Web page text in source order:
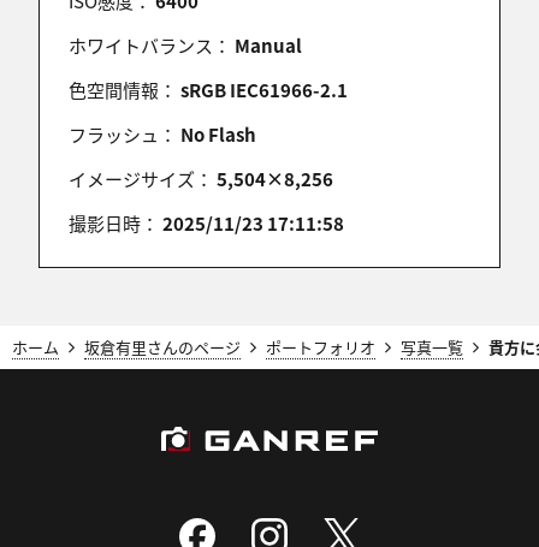
ホワイトバランス： Manual
色空間情報： sRGB IEC61966-2.1
フラッシュ： No Flash
イメージサイズ： 5,504×8,256
撮影日時： 2025/11/23 17:11:58
ホーム 坂倉有里さんのページ ポートフォリオ 写真一覧 貴方